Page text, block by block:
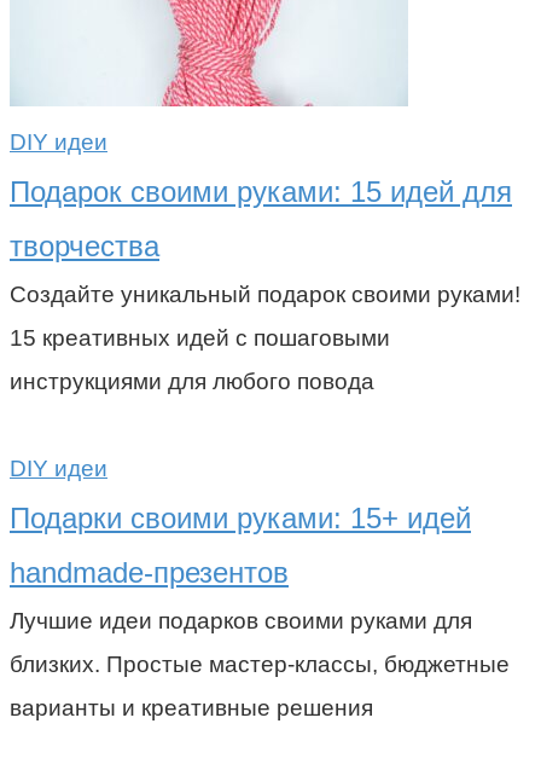
DIY идеи
Подарок своими руками: 15 идей для
творчества
Создайте уникальный подарок своими руками!
15 креативных идей с пошаговыми
инструкциями для любого повода
DIY идеи
Подарки своими руками: 15+ идей
handmade-презентов
Лучшие идеи подарков своими руками для
близких. Простые мастер-классы, бюджетные
варианты и креативные решения